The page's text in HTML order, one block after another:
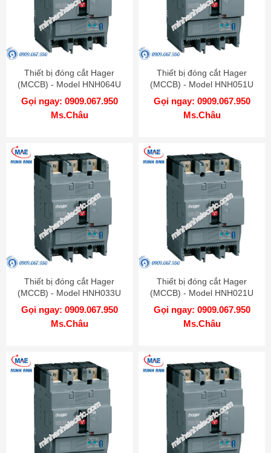
Thiết bị đóng cắt Hager
(MCCB) - Model HNH064U
Gọi ngay: 0909.067.950
Ms.Châu
Thiết bị đóng cắt Hager
(MCCB) - Model HNH051U
Gọi ngay: 0909.067.950
Ms.Châu
Thiết bị đóng cắt Hager
(MCCB) - Model HNH033U
Gọi ngay: 0909.067.950
Ms.Châu
Thiết bị đóng cắt Hager
(MCCB) - Model HNH021U
Gọi ngay: 0909.067.950
Ms.Châu